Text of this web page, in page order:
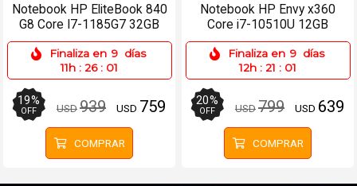
Notebook HP EliteBook 840
G8 Core I7-1185G7 32GB
512SSD 14 Win 11 Pro
Finaliza en 9 días
11h : 26 : 01
19%
OFF USD939 USD 759
COMPRAR
Notebook HP Envy x360
Core i7-10510U 12GB
256SSD 15.6 FHD Táctil
Finaliza en 9 días
12h : 21 : 01
20%
OFF USD799 USD 639
COMPRAR